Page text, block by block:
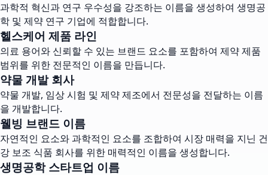
과학적 혁신과 연구 우수성을 강조하는 이름을 생성하여 생명공
학 및 제약 연구 기업에 적합합니다.
헬스케어 제품 라인
의료 용어와 신뢰할 수 있는 브랜드 요소를 포함하여 제약 제품
범위를 위한 전문적인 이름을 만듭니다.
약물 개발 회사
약물 개발, 임상 시험 및 제약 제조에서 전문성을 전달하는 이름
을 개발합니다.
웰빙 브랜드 이름
자연적인 요소와 과학적인 요소를 조합하여 시장 매력을 지닌 건
강 보조 식품 회사를 위한 매력적인 이름을 생성합니다.
생명공학 스타트업 이름